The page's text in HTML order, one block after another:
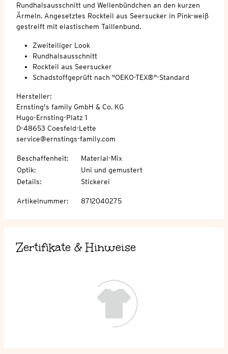
Rundhalsausschnitt und Wellenbündchen an den kurzen
Ärmeln. Angesetztes Rockteil aus Seersucker in Pink-weiß
gestreift mit elastischem Taillenbund.
Zweiteiliger Look
Rundhalsausschnitt
Rockteil aus Seersucker
Schadstoffgeprüft nach "OEKO-TEX®"-Standard
Hersteller:
Ernsting's family GmbH & Co. KG
Hugo-Ernsting-Platz 1
D-48653 Coesfeld-Lette
service@ernstings-family.com
Beschaffenheit:
Material-Mix
Optik:
Uni und gemustert
Details: Stickerei
Artikelnummer: 8712040275
Zertifikate & Hinweise